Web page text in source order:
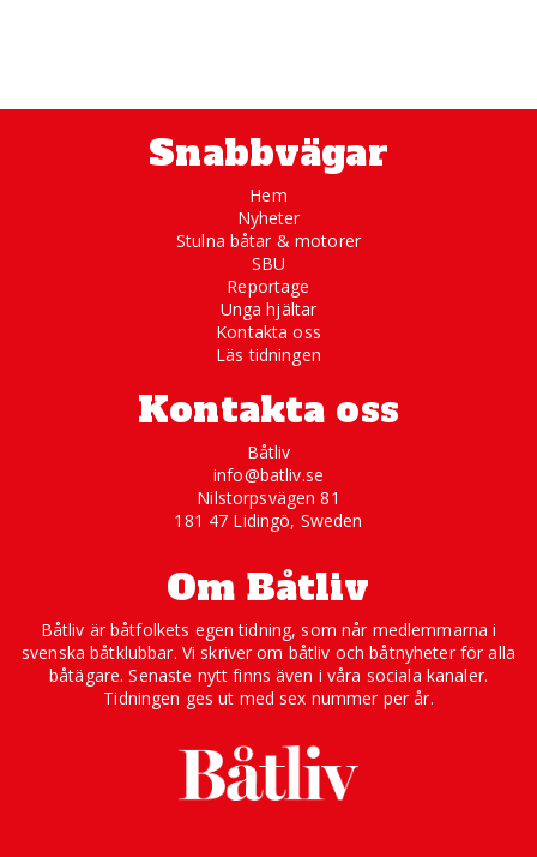
Snabbvägar
Hem
Nyheter
Stulna båtar & motorer
SBU
Reportage
Unga hjältar
Kontakta oss
Läs tidningen
Kontakta oss
Båtliv
info@batliv.se
Nilstorpsvägen 81
181 47 Lidingö, Sweden
Om Båtliv
Båtliv är båtfolkets egen tidning, som når medlemmarna i
svenska båtklubbar. Vi skriver om båtliv och båtnyheter för alla
båtägare. Senaste nytt finns även i våra sociala kanaler.
Tidningen ges ut med sex nummer per år.